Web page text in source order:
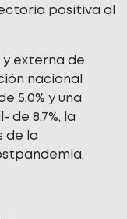
positiva al
y externa de
nacional
5.0% y una
de 8.7%, la
de la